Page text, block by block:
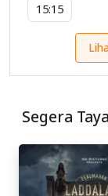
15:15
Segera